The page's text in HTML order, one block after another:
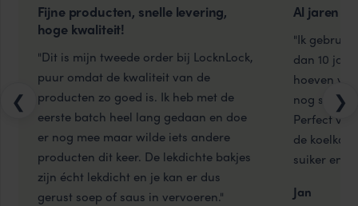
❮ ❯
Fijne producten, snelle levering,
hoge kwaliteit!
"Dit is mijn tweede order bij LocknLock,
puur omdat de kwaliteit van de
producten zo goed is. Ik heb met de
eerste batch heel lang gedaan en doe
er nog mee maar wilde iets andere
producten dit keer. De lekdichte bakjes
zijn écht lekdicht en je kan er dus
gerust soep of saus in vervoeren."
Al jaren
"Ik gebruik
dan 10
hoeven
nog
Perfect
de
suiker en
Jan